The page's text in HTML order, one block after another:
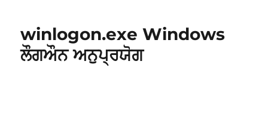
winlogon.exe Windows
ਲੌਗਔਨ ਅਨੁਪ੍ਰਯੋਗ